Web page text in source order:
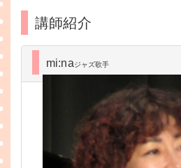
講師紹介
mi:naジャズ歌手